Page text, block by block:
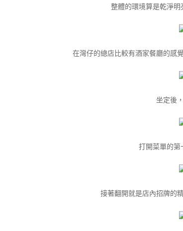
整體的環境算是乾淨明
在灣仔的總店比較有酒家餐廳的感
坐定後
打開菜單的第
接著翻開就是店內招牌的